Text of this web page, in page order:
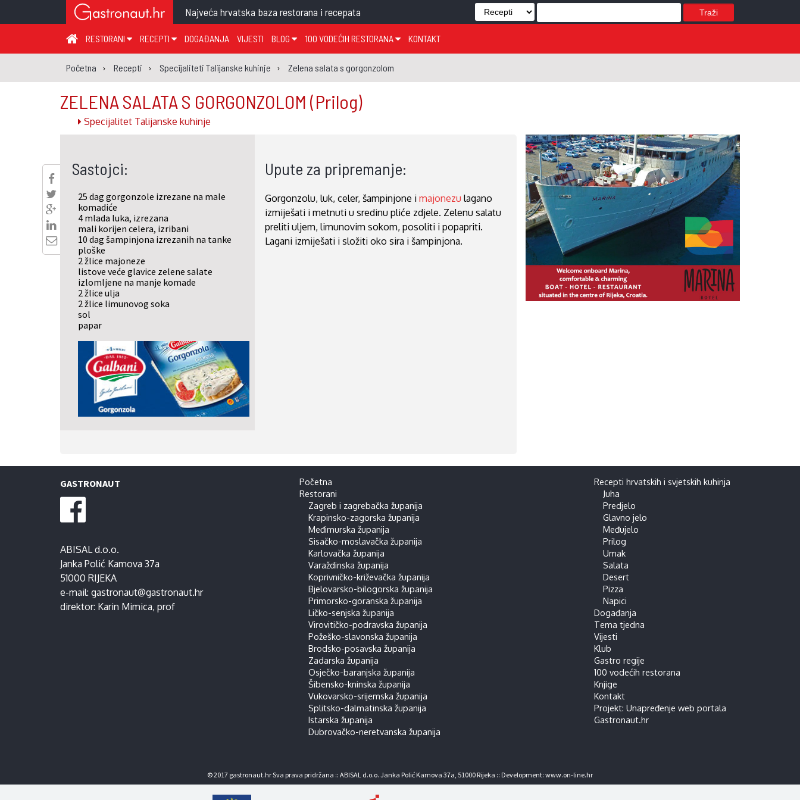
Najveća hrvatska baza restorana i recepata Traži
RESTORANI
ZAGREB I ZAGREBAČKA ŽUPANIJA
KRAPINSKO-ZAGORSKA ŽUPANIJA
MEĐIMURSKA ŽUPANIJA
SISAČKO-MOSLAVAČKA ŽUPANIJA
KARLOVAČKA ŽUPANIJA
VARAŽDINSKA ŽUPANIJA
KOPRIVNIČKO-KRIŽEVAČKA ŽUPANIJA
VIROVITIČKO-PODRAVSKA ŽUPANIJA
POŽEŠKO-SLAVONSKA ŽUPANIJA
OSJEČKO-BARANJSKA ŽUPANIJA
ŠIBENSKO-KNINSKA ŽUPANIJA
VUKOVARSKO-SRIJEMSKA ŽUPANIJA
SPLITSKO-DALMATINSKA ŽUPANIJA
ISTARSKA ŽUPANIJA
DUBROVAČKO-NERETVANSKA ŽUPANIJA
RECEPTI
JUHA
PREDJELO
GLAVNO JELO
MEĐUJELO
PRILOG
UMAK
SALATA
DOGAĐANJA VIJESTI BLOG
TEMA TJEDNA
KLUB
GASTRO REGIJE
100 VODEĆIH RESTORANA
GLASANJE KNJIGE
KONTAKT
Početna Recepti Specijaliteti Talijanske kuhinje Zelena salata s gorgonzolom
ZELENA SALATA S GORGONZOLOM (Prilog)
Specijalitet Talijanske kuhinje
Sastojci:
25 dag gorgonzole izrezane na male
komadiće
4 mlada luka, izrezana
mali korijen celera, izribani
10 dag šampinjona izrezanih na tanke
ploške
2 žlice majoneze
listove veće glavice zelene salate
izlomljene na manje komade
2 žlice ulja
2 žlice limunovog soka
sol
papar
Upute za pripremanje:
Gorgonzolu, luk, celer, šampinjone imajonezu lagano
izmiješati i metnuti u sredinu pliće zdjele. Zelenu salatu
preliti uljem, limunovim sokom, posoliti i popapriti.
Lagani izmiješati i složiti oko sira i šampinjona.
GASTRONAUT
ABISAL d.o.o.
Janka Polić Kamova 37a
51000 RIJEKA
e-mail: gastronaut@gastronaut.hr
direktor: Karin Mimica, prof
Početna
Restorani
Zagreb i zagrebačka županija
Krapinsko-zagorska županija
Međimurska županija
Sisačko-moslavačka županija
Karlovačka županija
Varaždinska županija
Koprivničko-križevačka županija
Bjelovarsko-bilogorska županija
Primorsko-goranska županija
Ličko-senjska županija
Virovitičko-podravska županija
Požeško-slavonska županija
Brodsko-posavska županija
Zadarska županija
Osječko-baranjska županija
Šibensko-kninska županija
Vukovarsko-srijemska županija
Splitsko-dalmatinska županija
Istarska županija
Dubrovačko-neretvanska županija
Recepti hrvatskih i svjetskih kuhinja
Juha
Predjelo
Glavno jelo
Međujelo
Prilog
Umak
Salata
Desert
Pizza
Napici
Događanja
Tema tjedna
Vijesti
Klub
Gastro regije
100 vodećih restorana
Knjige
Kontakt
Projekt: Unapređenje web portala
Gastronaut.hr
© 2017 gastronaut.hr Sva prava pridržana :: ABISAL d.o.o. Janka Polić Kamova 37a, 51000 Rijeka :: Development: www.on-line.hr